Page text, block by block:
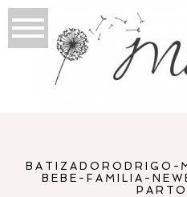
BATIZADORODRIGO-
BEBE-FAMILIA-